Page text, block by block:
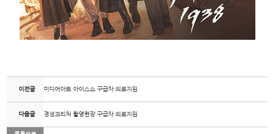
이전글 미디어아트 아이스쇼 구급차 의료지원
다음글 경성크리처 촬영현장 구급차 의료지원